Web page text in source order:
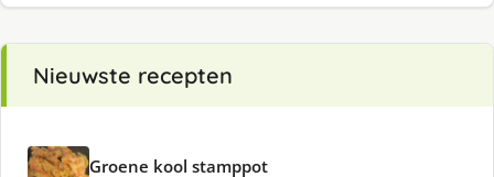
Nieuwste recepten
Groene kool stamppot